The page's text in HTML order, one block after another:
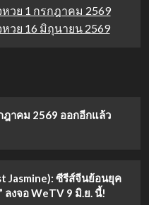
วย 1 กรกฎาคม 2569
วย 16 มิถุนายน 2569
ฎาคม 2569 ออกอีกแล้ว
Jasmine): ซีรีส์จีนย้อนยุค
ลงจอ WeTV 9 มิ.ย. นี้!